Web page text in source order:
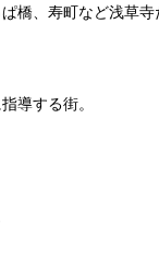
橋、寿町など浅草
導する街。